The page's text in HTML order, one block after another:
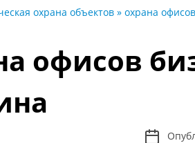
охрана объектов » охрана
офисов